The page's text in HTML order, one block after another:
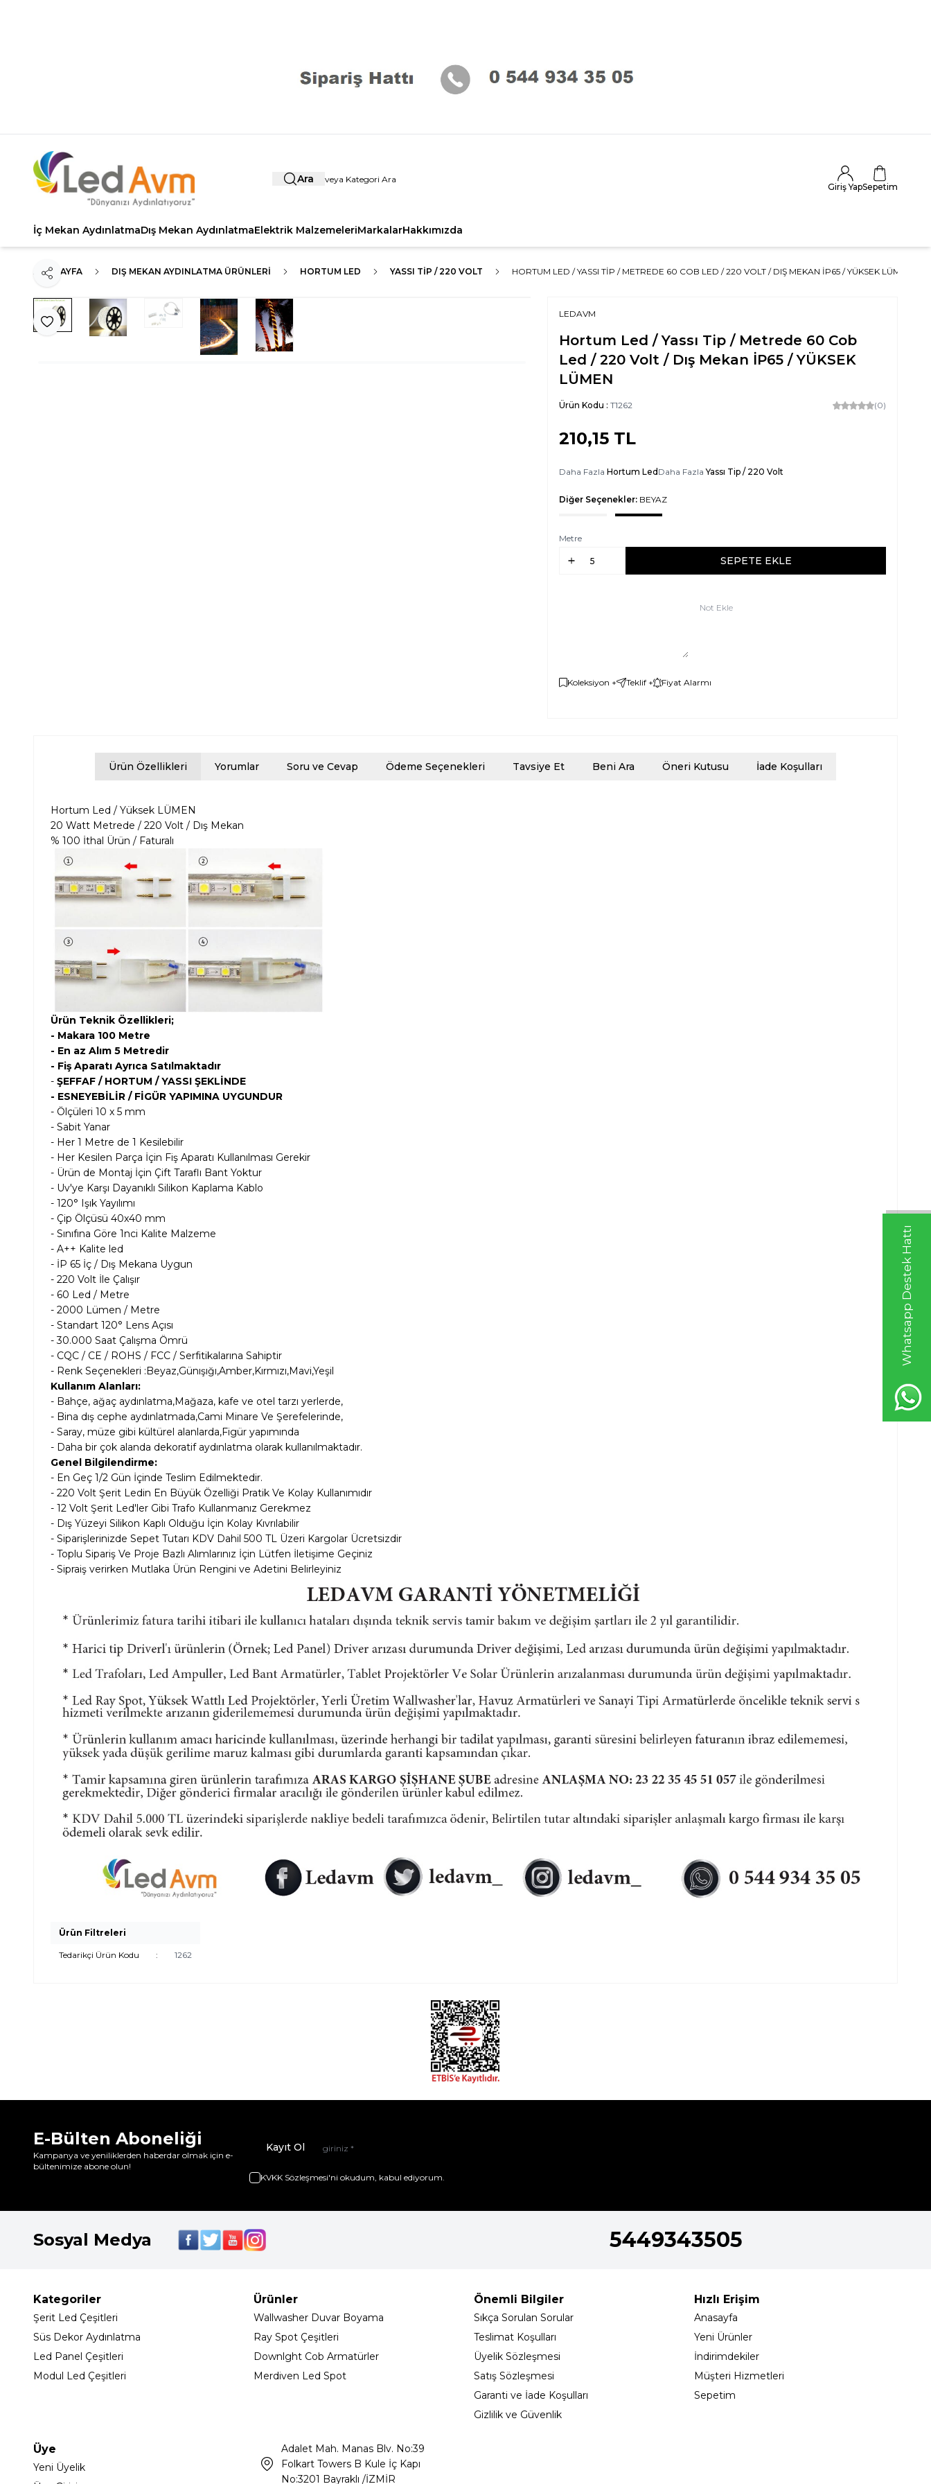
Whatsapp Destek Hattı
Ara
Giriş YapSepetim
İç Mekan AydınlatmaDış Mekan AydınlatmaElektrik MalzemeleriMarkalarHakkımızda
ANA SAYFA DIŞ MEKAN AYDINLATMA ÜRÜNLERI HORTUM LED YASSI TIP / 220 VOLT HORTUM LED / YASSI TIP / METREDE 60 COB LED / 220 VOLT / DIŞ MEKAN İP65 / YÜKSEK LÜMEN
Favoriye Ekle
Paylaş
LEDAVM
Hortum Led / Yassı Tip / Metrede 60 Cob
Led / 220 Volt / Dış Mekan İP65 / YÜKSEK
LÜMEN
Ürün Kodu : T1262 (0)
210,15 TL
Daha Fazla Hortum Led Daha FazlaYassı Tip / 220 Volt
Diğer Seçenekler: BEYAZ
Metre
SEPETE EKLE
Not Ekle
Koleksiyon + Teklif + Fiyat Alarmı
Ürün Özellikleri Yorumlar Soru ve Cevap Ödeme Seçenekleri Tavsiye Et Beni Ara Öneri Kutusu İade Koşulları
Hortum Led / Yüksek LÜMEN
20 Watt Metrede / 220 Volt / Dış Mekan
% 100 İthal Ürün / Faturalı
Ürün Teknik Özellikleri;
- Makara 100 Metre
- En az Alım 5 Metredir
- Fiş Aparatı Ayrıca Satılmaktadır
- ŞEFFAF / HORTUM / YASSI ŞEKLİNDE
- ESNEYEBİLİR / FİGÜR YAPIMINA UYGUNDUR
- Ölçüleri 10 x 5 mm
- Sabit Yanar
- Her 1 Metre de 1 Kesilebilir
- Her Kesilen Parça İçin Fiş Aparatı Kullanılması Gerekir
- Ürün de Montaj İçin Çift Taraflı Bant Yoktur
- Uv'ye Karşı Dayanıklı Silikon Kaplama Kablo
- 120° Işık Yayılımı
- Çip Ölçüsü 40x40 mm
- Sınıfına Göre 1nci Kalite Malzeme
- A++ Kalite led
- İP 65 İç / Dış Mekana Uygun
- 220 Volt İle Çalışır
- 60 Led / Metre
- 2000 Lümen / Metre
- Standart 120° Lens Açısı
- 30.000 Saat Çalışma Ömrü
- CQC / CE / ROHS / FCC / Serfitikalarına Sahiptir
- Renk Seçenekleri :Beyaz,Günışığı,Amber,Kırmızı,Mavi,Yeşil
Kullanım Alanları:
- Bahçe, ağaç aydınlatma,Mağaza, kafe ve otel tarzı yerlerde,
- Bina dış cephe aydınlatmada,Cami Minare Ve Şerefelerinde,
- Saray, müze gibi kültürel alanlarda,Figür yapımında
- Daha bir çok alanda dekoratif aydınlatma olarak kullanılmaktadır.
Genel Bilgilendirme:
- En Geç 1/2 Gün İçinde Teslim Edilmektedir.
- 220 Volt Şerit Ledin En Büyük Özelliği Pratik Ve Kolay Kullanımıdır
- 12 Volt Şerit Led'ler Gibi Trafo Kullanmanız Gerekmez
- Dış Yüzeyi Silikon Kaplı Olduğu İçin Kolay Kıvrılabilir
- Siparişlerinizde Sepet Tutarı KDV Dahil 500 TL Üzeri Kargolar Ücretsizdir
- Toplu Sipariş Ve Proje Bazlı Alımlarınız İçin Lütfen İletişime Geçiniz
- Sipraiş verirken Mutlaka Ürün Rengini ve Adetini Belirleyiniz
Ürün Filtreleri
Tedarikçi Ürün Kodu : 1262
E-Bülten Aboneliği
Kampanya ve yeniliklerden haberdar olmak için e-
bültenimize abone olun!
Kayıt Ol
KVKK Sözleşmesi'ni okudum, kabul ediyorum.
Sosyal Medya 5449343505
Kategoriler
Şerit Led Çeşitleri
Süs Dekor Aydınlatma
Led Panel Çeşitleri
Modul Led Çeşitleri
Ürünler
Wallwasher Duvar Boyama
Ray Spot Çeşitleri
Downlght Cob Armatürler
Merdiven Led Spot
Önemli Bilgiler
Sıkça Sorulan Sorular
Teslimat Koşulları
Üyelik Sözleşmesi
Satış Sözleşmesi
Garanti ve İade Koşulları
Gizlilik ve Güvenlik
Hızlı Erişim
Anasayfa
Yeni Ürünler
İndirimdekiler
Müşteri Hizmetleri
Sepetim
Üye
Yeni Üyelik
Adalet Mah. Manas Blv. No:39
Folkart Towers B Kule İç Kapı
No:3201 Bayraklı /İZMİR